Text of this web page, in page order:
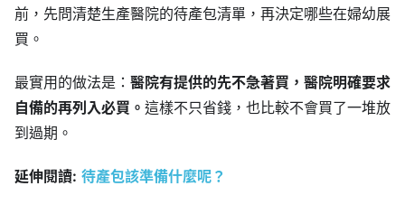
前，先問清楚生產醫院的待產包清單，再決定哪些在婦幼展
買。
最實用的做法是： 醫院有提供的先不急著買，醫院明確要求
自備的再列入必買。 這樣不只省錢，也比較不會買了一堆放
到過期。
延伸閱讀: 待產包該準備什麼呢？